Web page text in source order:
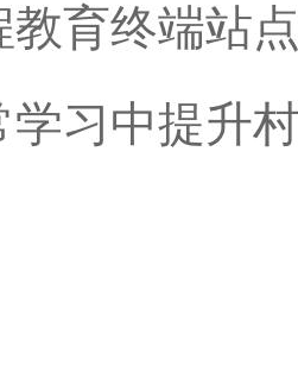
教育终端站
学习中提升